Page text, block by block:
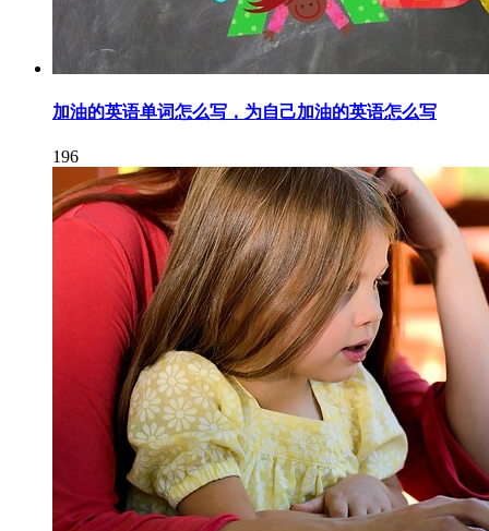
加油的英语单词怎么写，为自己加油的英语怎么写
196